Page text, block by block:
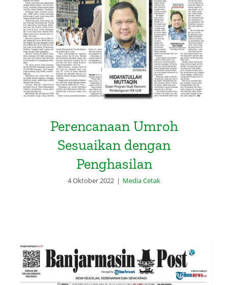
Perencanaan Umroh Sesuaikan
dengan Penghasilan
Perencanaan Umroh
Sesuaikan dengan
Penghasilan
4 Oktober 2022 | Media Cetak